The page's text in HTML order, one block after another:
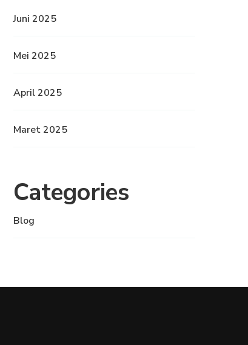
Juni 2025
Mei 2025
April 2025
Maret 2025
Categories
Blog